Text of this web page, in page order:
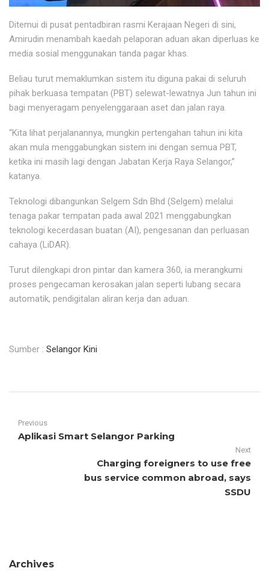
Ditemui di pusat pentadbiran rasmi Kerajaan Negeri di sini,
Amirudin menambah kaedah pelaporan aduan akan diperluas ke
media sosial menggunakan tanda pagar khas.
Beliau turut memaklumkan sistem itu diguna pakai di seluruh
pihak berkuasa tempatan (PBT) selewat-lewatnya Jun tahun ini
bagi menyeragam penyelenggaraan aset dan jalan raya.
“Kita lihat perjalanannya, mungkin pertengahan tahun ini kita
akan mula menggabungkan sistem ini dengan semua PBT,
ketika ini masih lagi dengan Jabatan Kerja Raya Selangor,”
katanya.
Teknologi dibangunkan Selgem Sdn Bhd (Selgem) melalui
tenaga pakar tempatan pada awal 2021 menggabungkan
teknologi kecerdasan buatan (AI), pengesanan dan perluasan
cahaya (LiDAR).
Turut dilengkapi dron pintar dan kamera 360, ia merangkumi
proses pengecaman kerosakan jalan seperti lubang secara
automatik, pendigitalan aliran kerja dan aduan.
Sumber : Selangor Kini
Previous
Aplikasi Smart Selangor Parking
Next
Charging foreigners to use free
bus service common abroad, says
SSDU
Archives